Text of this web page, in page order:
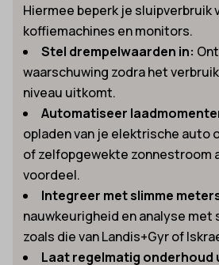
Hiermee beperk je sluipverbruik
koffiemachines en monitors.
Stel drempelwaarden in:
waarschuwing zodra het
niveau uitkomt.
Automatiseer
opladen van je elektrische auto
of zelfopgewekte zonnestroom
voordeel.
Integreer met slimme
nauwkeurigheid en analyse met
zoals die van Landis+Gyr of
Laat regelmatig onderhoud